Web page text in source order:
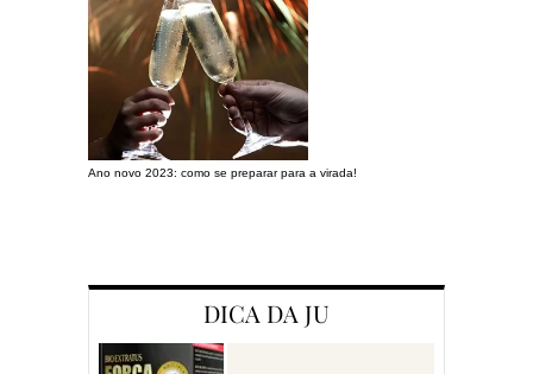
Ano novo 2023: como se preparar para a virada!
DICA DA JU